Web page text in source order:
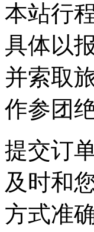
本站行
具体以
并索取
作参团
提交订
及时和
方式准